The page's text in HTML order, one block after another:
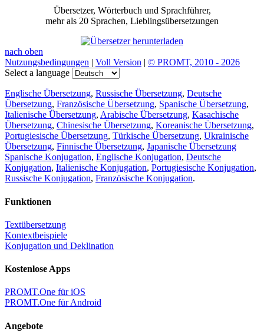
Übersetzer, Wörterbuch und Sprachführer,
mehr als 20 Sprachen, Lieblingsübersetzungen
nach oben
Nutzungsbedingungen | Voll Version | © PROMT, 2010 - 2026
Select a language
Englische Übersetzung, Russische Übersetzung, Deutsche
Übersetzung, Französische Übersetzung, Spanische Übersetzung,
Italienische Übersetzung, Arabische Übersetzung, Kasachische
Übersetzung, Chinesische Übersetzung, Koreanische Übersetzung,
Portugiesische Übersetzung, Türkische Übersetzung, Ukrainische
Übersetzung, Finnische Übersetzung, Japanische Übersetzung
Spanische Konjugation, Englische Konjugation, Deutsche
Konjugation, Italienische Konjugation, Portugiesische Konjugation,
Russische Konjugation, Französische Konjugation.
Funktionen
Textübersetzung
Kontextbeispiele
Konjugation und Deklination
Kostenlose Apps
PROMT.One für iOS
PROMT.One für Android
Angebote